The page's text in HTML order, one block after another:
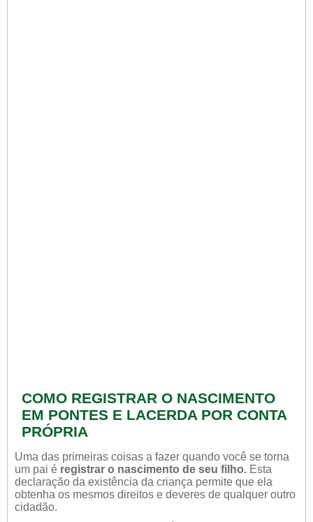
COMO REGISTRAR O NASCIMENTO
EM PONTES E LACERDA POR CONTA
PRÓPRIA
Uma das primeiras coisas a fazer quando você se torna
um pai é registrar o nascimento de seu filho. Esta
declaração da existência da criança permite que ela
obtenha os mesmos direitos e deveres de qualquer outro
cidadão.